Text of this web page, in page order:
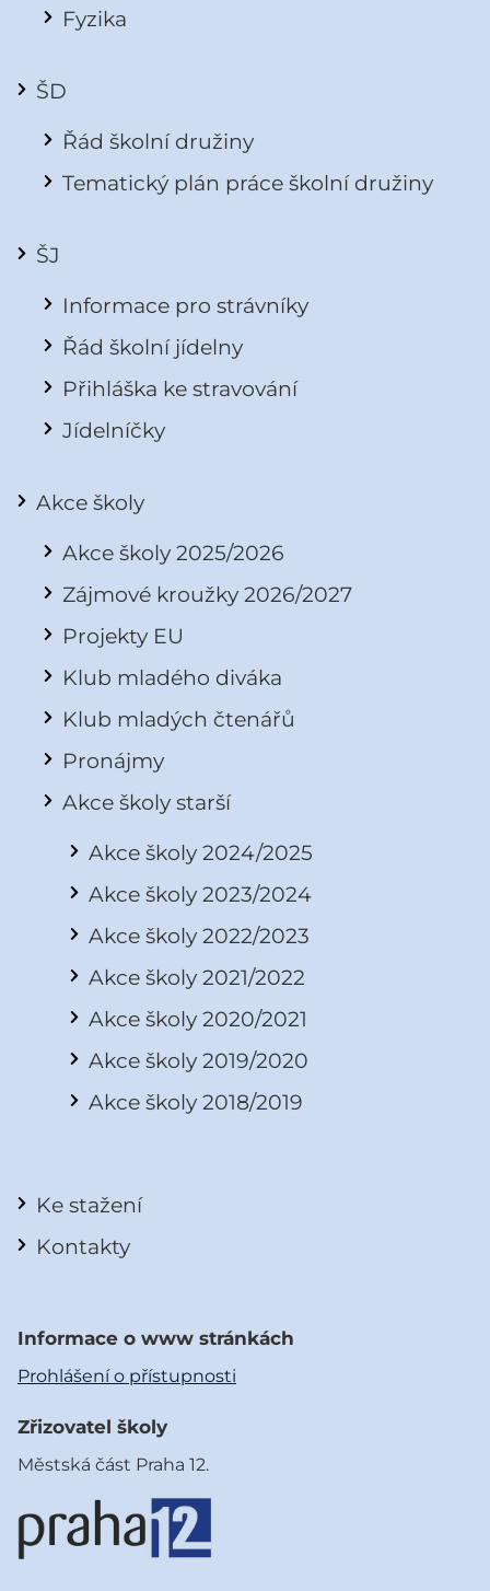
Fyzika
ŠD
Řád školní družiny
Tematický plán práce školní družiny
ŠJ
Informace pro strávníky
Řád školní jídelny
Přihláška ke stravování
Jídelníčky
Akce školy
Akce školy 2025/2026
Zájmové kroužky 2026/2027
Projekty EU
Klub mladého diváka
Klub mladých čtenářů
Pronájmy
Akce školy starší
Akce školy 2024/2025
Akce školy 2023/2024
Akce školy 2022/2023
Akce školy 2021/2022
Akce školy 2020/2021
Akce školy 2019/2020
Akce školy 2018/2019
Ke stažení
Kontakty
Informace o www stránkách
Prohlášení o přístupnosti
Zřizovatel školy
Městská část Praha 12.